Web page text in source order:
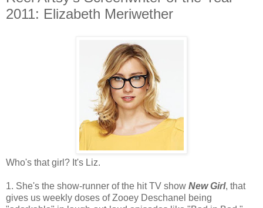
2011: Elizabeth Meriwether
Who's that girl? It's Liz.
1. She's the show-runner of the hit TV show New Girl, that
gives us weekly doses of Zooey Deschanel being